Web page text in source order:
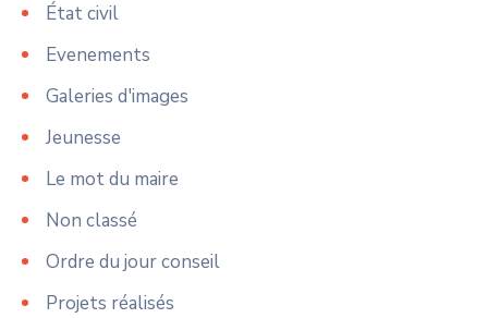
État civil
Evenements
Galeries d'images
Jeunesse
Le mot du maire
Non classé
Ordre du jour conseil
Projets réalisés